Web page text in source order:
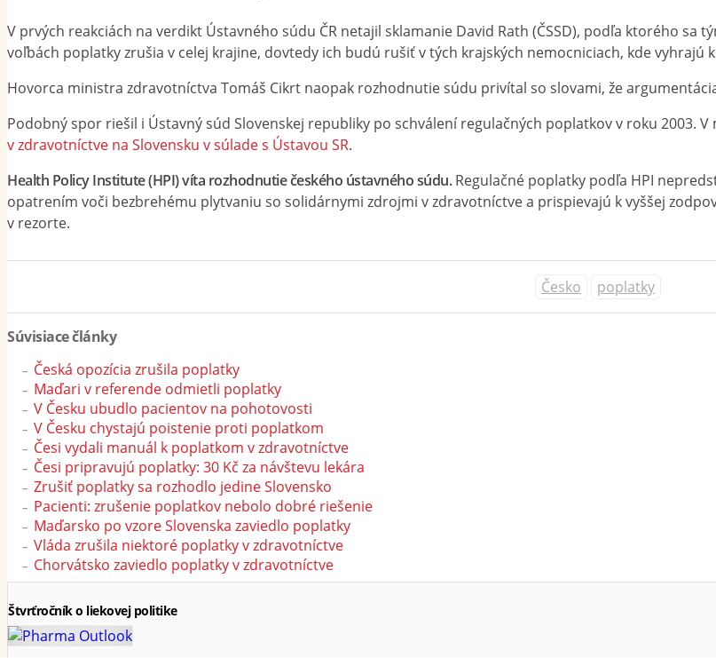
V prvých reakciách na verdikt Ústavného súdu ČR netajil sklamanie David Rath (ČSSD), podľa ktorého sa
voľbách poplatky zrušia v celej krajine, dovtedy ich budú rušiť v tých krajských nemocniciach, kde vyhrajú
Hovorca ministra zdravotníctva Tomáš Cikrt naopak rozhodnutie súdu privítal so slovami, že
Podobný spor riešil i Ústavný súd Slovenskej republiky po schválení regulačných poplatkov v roku 2003.
v zdravotníctve na Slovensku v súlade s Ústavou SR.
Health Policy Institute (HPI) víta rozhodnutie českého ústavného súdu.Regulačné poplatky podľa HPI
opatrením voči bezbrehému plytvaniu so solidárnymi zdrojmi v zdravotníctve a prispievajú k vyššej
v rezorte.
Česko poplatky
Súvisiace články
Česká opozícia zrušila poplatky
Maďari v referende odmietli poplatky
V Česku ubudlo pacientov na pohotovosti
V Česku chystajú poistenie proti poplatkom
Česi vydali manuál k poplatkom v zdravotníctve
Česi pripravujú poplatky: 30 Kč za návštevu lekára
Zrušiť poplatky sa rozhodlo jedine Slovensko
Pacienti: zrušenie poplatkov nebolo dobré riešenie
Maďarsko po vzore Slovenska zaviedlo poplatky
Vláda zrušila niektoré poplatky v zdravotníctve
Chorvátsko zaviedlo poplatky v zdravotníctve
Štvrťročník o liekovej politike